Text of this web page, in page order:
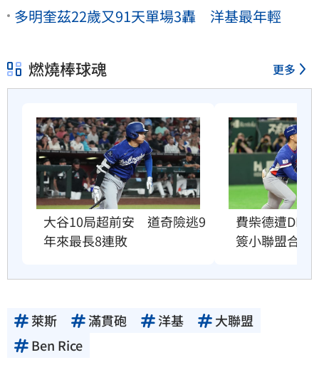
多明奎茲22歲又91天單場3轟 洋基最年輕
燃燒棒球魂 更多
大谷10局超前安　道奇險逃9
年來最長8連敗
費柴德遭DFA
簽小聯盟合約
萊斯 滿貫砲 洋基
大聯盟
Ben Rice